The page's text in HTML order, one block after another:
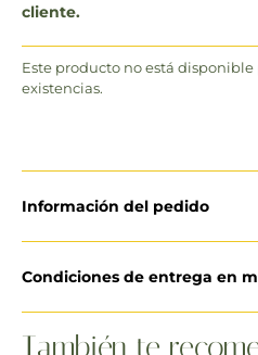
cliente.
Este producto no está
existencias.
Información del pedido
Condiciones de entrega en
También te